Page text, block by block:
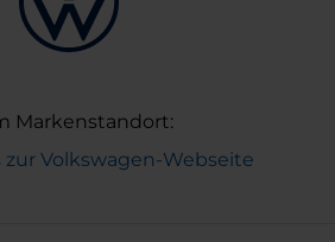
Markenstandort:
zur Volkswagen-Webseite